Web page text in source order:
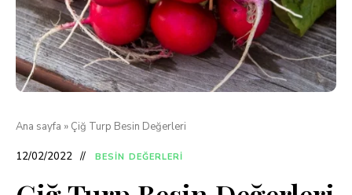
Ana sayfa » Çiğ Turp Besin Değerleri
12/02/2022 BESIN DEĞERLERI